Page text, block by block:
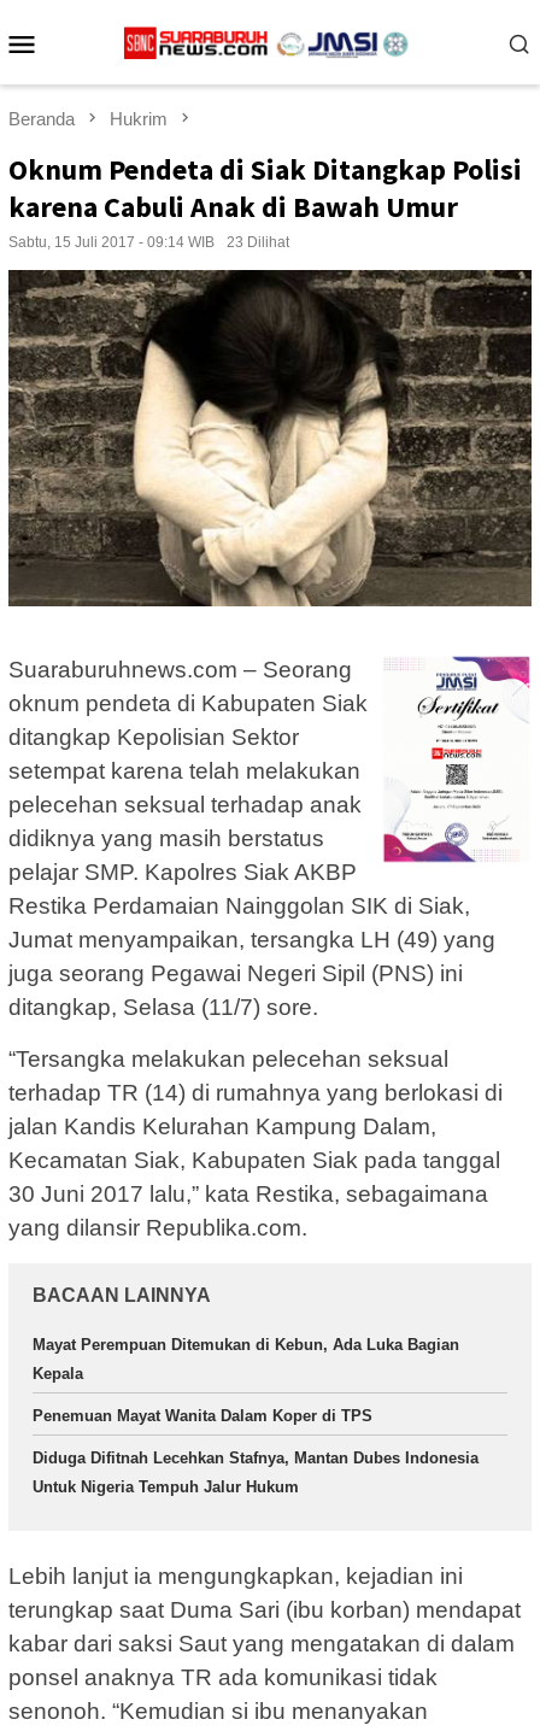
ke
Beranda Hukrim
Oknum Pendeta di Siak Ditangkap Polisi
karena Cabuli Anak di Bawah Umur
Sabtu, 15 Juli 2017 - 09:14 WIB 23 Dilihat
Suaraburuhnews.com – Seorang
oknum pendeta di Kabupaten Siak
ditangkap Kepolisian Sektor
setempat karena telah melakukan
pelecehan seksual terhadap anak
didiknya yang masih berstatus
pelajar SMP. Kapolres Siak AKBP
Restika Perdamaian Nainggolan SIK di Siak,
Jumat menyampaikan, tersangka LH (49) yang
juga seorang Pegawai Negeri Sipil (PNS) ini
ditangkap, Selasa (11/7) sore.
“Tersangka melakukan pelecehan seksual
terhadap TR (14) di rumahnya yang berlokasi di
jalan Kandis Kelurahan Kampung Dalam,
Kecamatan Siak, Kabupaten Siak pada tanggal
30 Juni 2017 lalu,” kata Restika, sebagaimana
yang dilansir Republika.com.
BACAAN LAINNYA
Mayat Perempuan Ditemukan di Kebun, Ada Luka Bagian
Kepala
Penemuan Mayat Wanita Dalam Koper di TPS
Diduga Difitnah Lecehkan Stafnya, Mantan Dubes Indonesia
Untuk Nigeria Tempuh Jalur Hukum
Lebih lanjut ia mengungkapkan, kejadian ini
terungkap saat Duma Sari (ibu korban) mendapat
kabar dari saksi Saut yang mengatakan di dalam
ponsel anaknya TR ada komunikasi tidak
senonoh. “Kemudian si ibu menanyakan